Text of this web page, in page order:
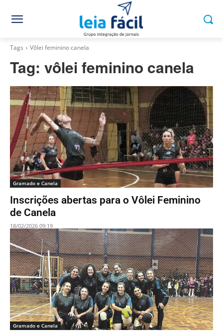
Tags Vôlei feminino canela
Tag: vôlei feminino canela
Gramado e Canela
Inscrições abertas para o Vôlei Feminino
de Canela
18/02/2026 09:19
Gramado e Canela